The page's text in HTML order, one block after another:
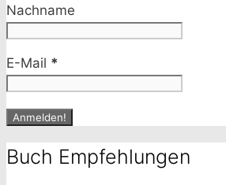
Nachname
E-Mail *
Buch Empfehlungen